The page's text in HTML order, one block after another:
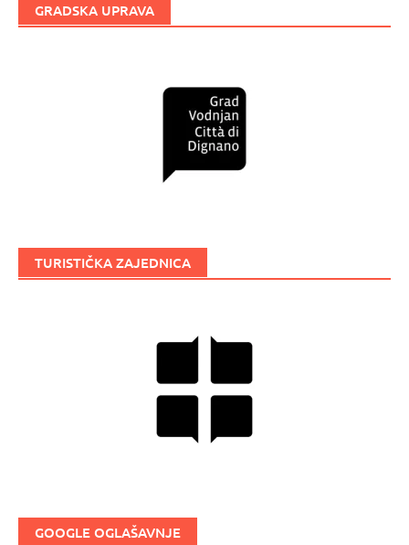
GRADSKA UPRAVA
TURISTIČKA ZAJEDNICA
GOOGLE OGLAŠAVNJE